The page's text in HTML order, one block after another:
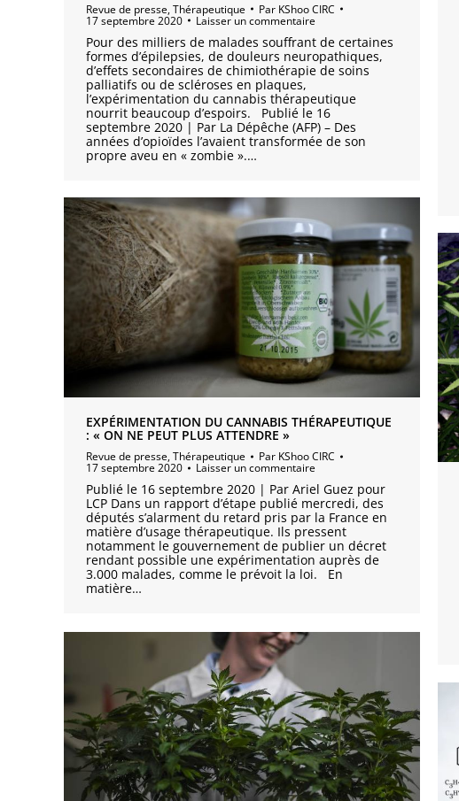
Revue de presse,Thérapeutique Par KShoo CIRC
17 septembre 2020 Laisser un commentaire
Pour des milliers de malades souffrant de certaines
formes d’épilepsies, de douleurs neuropathiques,
d’effets secondaires de chimiothérapie de soins
palliatifs ou de scléroses en plaques,
l’expérimentation du cannabis thérapeutique
nourrit beaucoup d’espoirs. Publié le 16
septembre 2020 | Par La Dépêche (AFP) – Des
années d’opioïdes l’avaient transformée de son
propre aveu en « zombie ».…
EXPÉRIMENTATION DU CANNABIS THÉRAPEUTIQUE
: « ON NE PEUT PLUS ATTENDRE »
Revue de presse,Thérapeutique Par KShoo CIRC
17 septembre 2020 Laisser un commentaire
Publié le 16 septembre 2020 | Par Ariel Guez pour
LCP Dans un rapport d’étape publié mercredi, des
députés s’alarment du retard pris par la France en
matière d’usage thérapeutique. Ils pressent
notamment le gouvernement de publier un décret
rendant possible une expérimentation auprès de
3.000 malades, comme le prévoit la loi. En
matière…